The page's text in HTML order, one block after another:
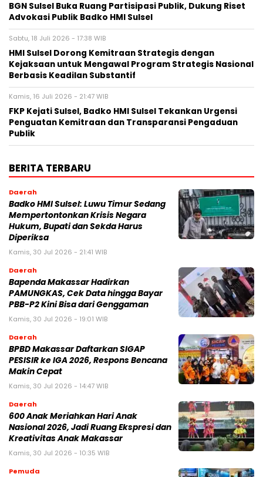
BGN Sulsel Buka Ruang Partisipasi Publik, Dukung Riset
Advokasi Publik Badko HMI Sulsel
Sabtu, 18 Juli 2026 - 17:38 WIB
HMI Sulsel Dorong Kemitraan Strategis dengan
Kejaksaan untuk Mengawal Program Strategis Nasional
Berbasis Keadilan Substantif
Kamis, 16 Juli 2026 - 21:47 WIB
FKP Kejati Sulsel, Badko HMI Sulsel Tekankan Urgensi
Penguatan Kemitraan dan Transparansi Pengaduan
Publik
BERITA TERBARU
Daerah
Badko HMI Sulsel: Luwu Timur Sedang
Mempertontonkan Krisis Negara
Hukum, Bupati dan Sekda Harus
Diperiksa
Kamis, 30 Jul 2026 - 21:41 WIB
Daerah
Bapenda Makassar Hadirkan
PAMUNGKAS, Cek Data hingga Bayar
PBB-P2 Kini Bisa dari Genggaman
Kamis, 30 Jul 2026 - 19:01 WIB
Daerah
BPBD Makassar Daftarkan SIGAP
PESISIR ke IGA 2026, Respons Bencana
Makin Cepat
Kamis, 30 Jul 2026 - 14:47 WIB
Daerah
600 Anak Meriahkan Hari Anak
Nasional 2026, Jadi Ruang Ekspresi dan
Kreativitas Anak Makassar
Kamis, 30 Jul 2026 - 10:35 WIB
Pemuda